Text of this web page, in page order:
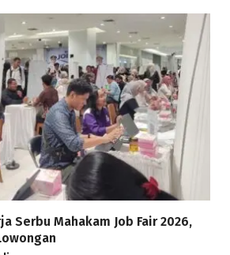
Serbu Mahakam Job Fair 2026,